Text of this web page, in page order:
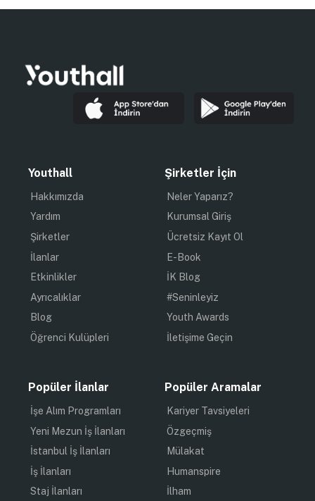
Youthall
Hakkımızda
Yardım
Şirketler
İlanlar
Etkinlikler
Ayrıcalıklar
Blog
Öğrenci Kulüpleri
Şirketler İçin
Neler Yaparız?
Kurumsal Giriş
Ücretsiz Kayıt Ol
E-Book
İK Blog
#Seninleyiz
Youth Awards
İletişime Geçin
Popüler İlanlar
İşe Alım Programları
Yeni Mezun İş İlanları
İstanbul İş İlanları
İş İlanları
Staj İlanları
Popüler Aramalar
Kariyer Tavsiyeleri
Özgeçmiş
Mülakat
Humanspire
İlham